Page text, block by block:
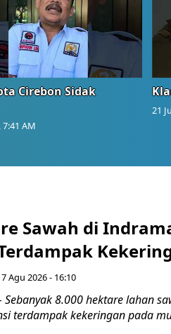
Cirebon Sidak
7:41 AM
21
Sawah di
Agu 2026 - 16:10
Sebanyak 8.000 hektare lahan
terdampak kekeringan pada